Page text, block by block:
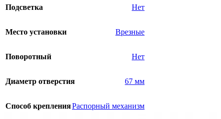
Подсветка Нет
Место установки Врезные
Поворотный Нет
Диаметр отверстия 67 мм
Способ крепленияРаспорный механизм